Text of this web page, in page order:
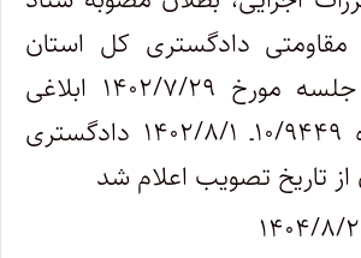
مقاومتی دادگستری کل استان
تهران موضوع جلسه مورخ ۱۴۰۲/۷/۲۹ ابلاغی
طی نامه شماره ۱۰/۹۴۴۹ـ ۱۴۰۲/۸/۱ دادگستری
تاریخ تصویب اعلام شد
۸/۲۰